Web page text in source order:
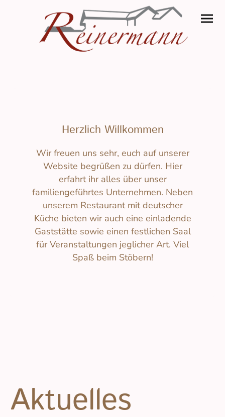
Herzlich Willkommen
Wir freuen uns sehr, euch auf unserer
Website begrüßen zu dürfen. Hier
erfahrt ihr alles über unser
familiengeführtes Unternehmen. Neben
unserem Restaurant mit deutscher
Küche bieten wir auch eine einladende
Gaststätte sowie einen festlichen Saal
für Veranstaltungen jeglicher Art. Viel
Spaß beim Stöbern!
Aktuelles